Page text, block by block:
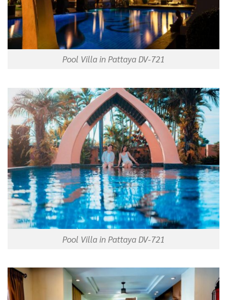
Pool Villa in Pattaya DV-721
Pool Villa in Pattaya DV-721